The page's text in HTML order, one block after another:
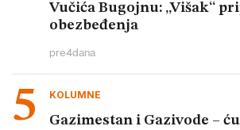
Vučića Bugojnu: „Višak“
obezbeđenja
pre4dana
KOLUMNE
Gazimestan i Gazivode –